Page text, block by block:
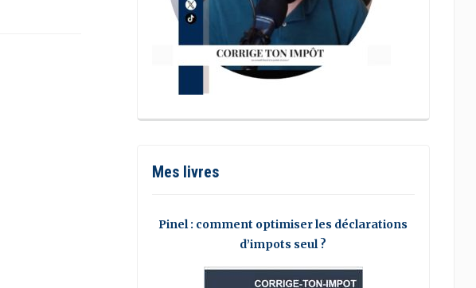
Mes livres
Pinel : comment optimiser les déclarations
d’impots seul ?